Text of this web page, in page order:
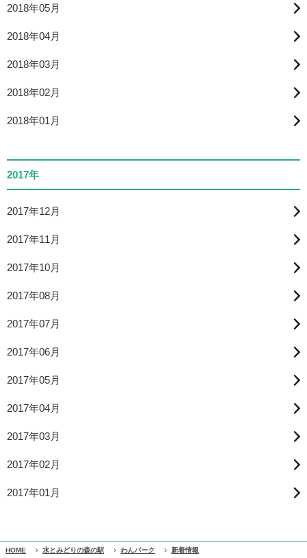
2018年05月
2018年04月
2018年03月
2018年02月
2018年01月
2017年
2017年12月
2017年11月
2017年10月
2017年08月
2017年07月
2017年06月
2017年05月
2017年04月
2017年03月
2017年02月
2017年01月
HOME 水とみどりの森の駅 わんパーク 新着情報